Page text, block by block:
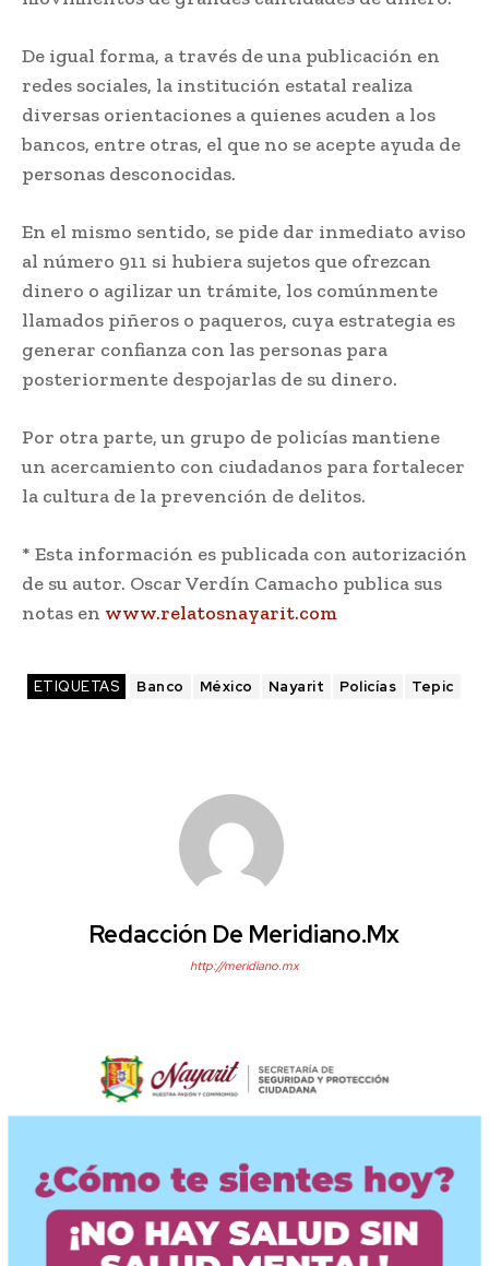
De igual forma, a través de una publicación en
redes sociales, la institución estatal realiza
diversas orientaciones a quienes acuden a los
bancos, entre otras, el que no se acepte ayuda de
personas desconocidas.
En el mismo sentido, se pide dar inmediato aviso
al número 911 si hubiera sujetos que ofrezcan
dinero o agilizar un trámite, los comúnmente
llamados piñeros o paqueros, cuya estrategia es
generar confianza con las personas para
posteriormente despojarlas de su dinero.
Por otra parte, un grupo de policías mantiene
un acercamiento con ciudadanos para fortalecer
la cultura de la prevención de delitos.
* Esta información es publicada con autorización
de su autor. Oscar Verdín Camacho publica sus
notas en www.relatosnayarit.com
ETIQUETAS Banco México Nayarit Policías Tepic
Redacción De Meridiano.mx
http://meridiano.mx